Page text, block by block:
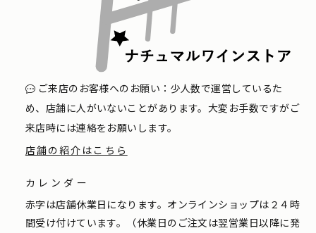
ご来店のお客様へのお願い：少人数で運営しているた
め、店舗に人がいないことがあります。大変お手数ですがご
来店時には連絡をお願いします。
店舗の紹介はこちら
カレンダー
赤字は店舗休業日になります。オンラインショップは２４時
間受け付けています。（休業日のご注文は翌営業日以降に発